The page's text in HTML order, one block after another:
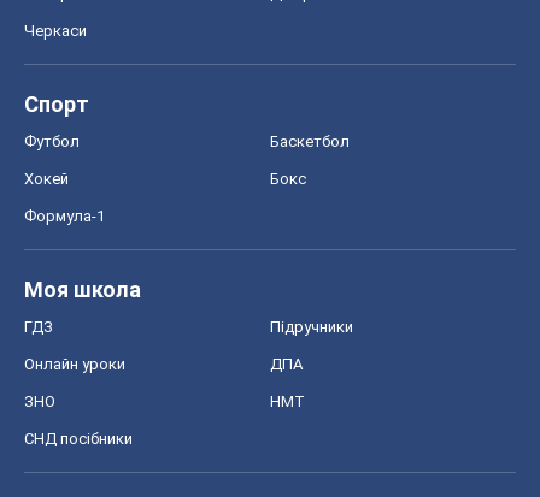
Черкаси
Спорт
Футбол Баскетбол
Хокей Бокс
Формула-1
Моя школа
ГДЗ Підручники
Онлайн уроки ДПА
ЗНО НМТ
СНД посібники